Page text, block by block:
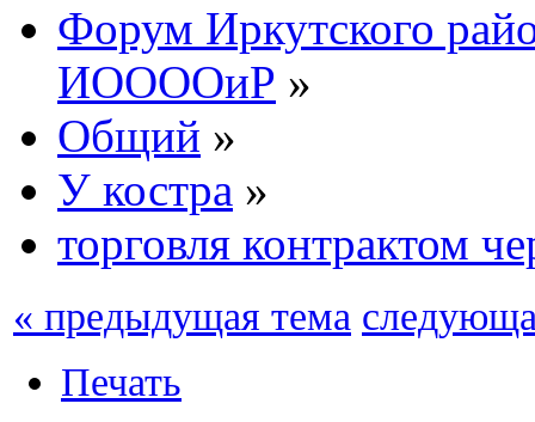
Форум Иркутского
ИООООиР »
Общий »
У костра »
торговля контрактом
« предыдущая тема
Печать